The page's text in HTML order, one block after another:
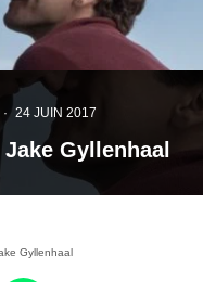
· 24 JUIN 2017
Gyllenhaal
Gyllenhaal